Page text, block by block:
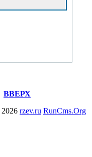
ВВЕРХ
2026 rzev.ru RunCms.Org